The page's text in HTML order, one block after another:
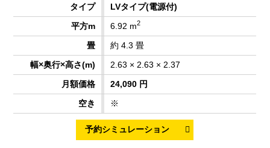
LVタイプ(電源付)
6.92 m2
約 4.3 畳
2.63 × 2.63 × 2.37
24,090 円
※